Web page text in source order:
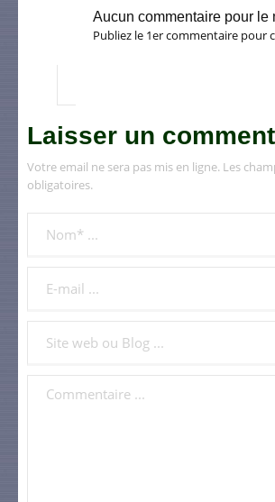
Aucun commentaire pour le
Publiez le 1er commentaire pour
Laisser un
Votre email ne sera pas mis en ligne. Les
obligatoires.